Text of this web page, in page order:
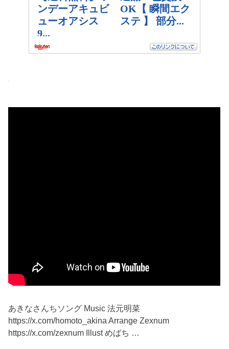
あきなさんちソング Music 法元明菜
https://x.com/homoto_akina Arrange Zexnum
https://x.com/zexnum Illust めばち …